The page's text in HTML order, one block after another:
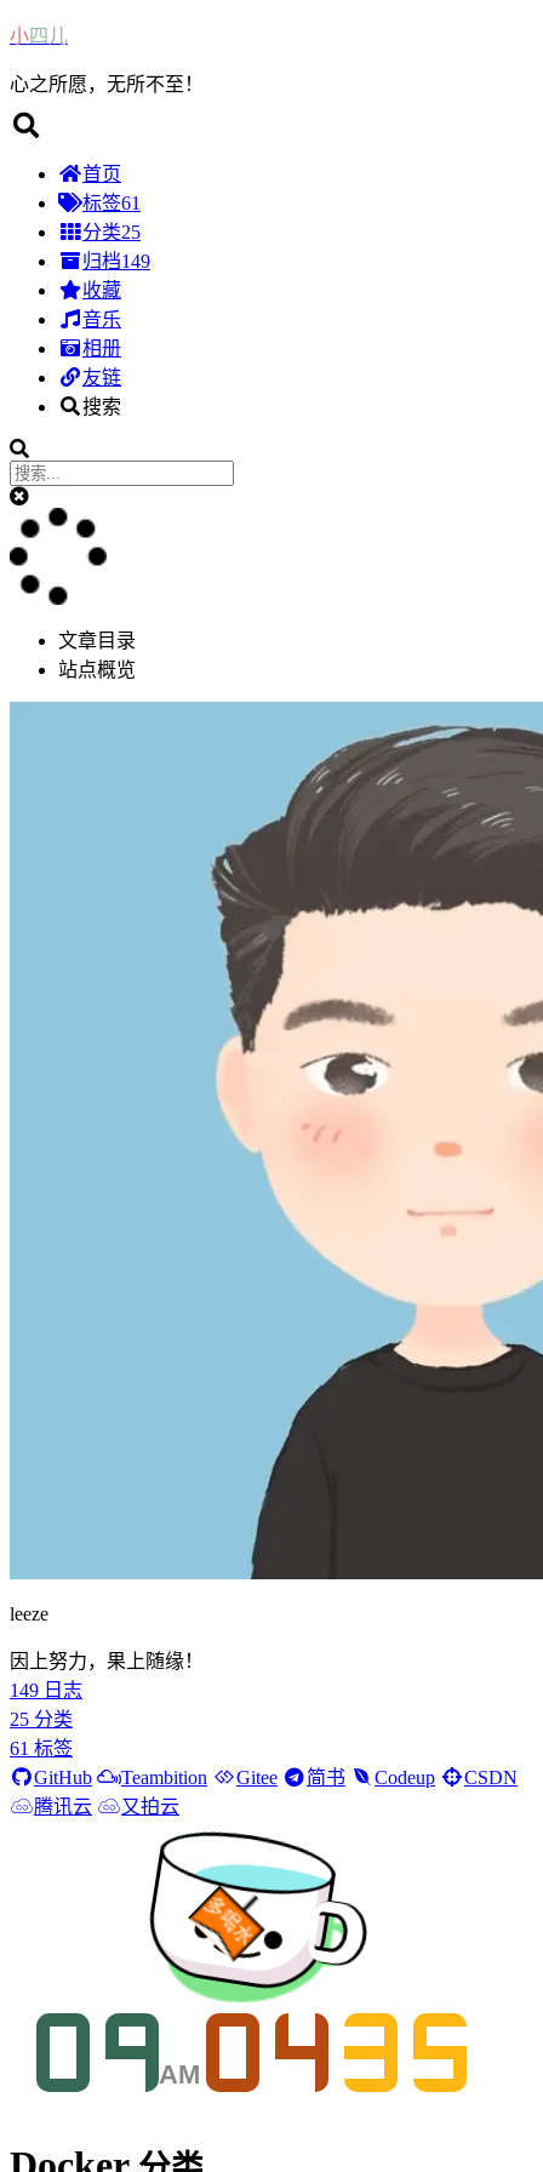
小四 儿
心之所愿，无所不至！
首页
标签61
分类25
归档149
收藏
音乐
相册
友链
搜索
文章目录
站点概览
leeze
因上努力，果上随缘！
149 日志
25 分类
61 标签
GitHub
Teambition Gitee 简书 Codeup
CSDN
腾讯云
又拍云
多喝水